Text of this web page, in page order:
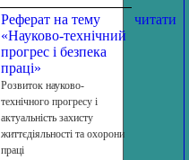
Реферат на тему
«Науково-технічний
прогрес і безпека
праці»
Розвиток науково-
технічного прогресу і
актуальність захисту
життєдіяльності та охорони
праці
читати